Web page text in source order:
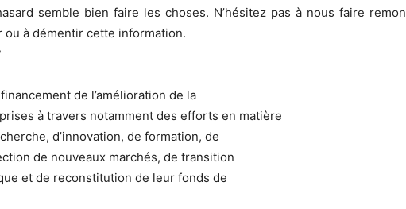
semble bien faire les choses. N’hésitez pas à nous faire
ou à démentir cette information.
de l’amélioration de la
à travers notamment des efforts en matière
d’innovation, de formation, de
de nouveaux marchés, de transition
et de reconstitution de leur fonds de